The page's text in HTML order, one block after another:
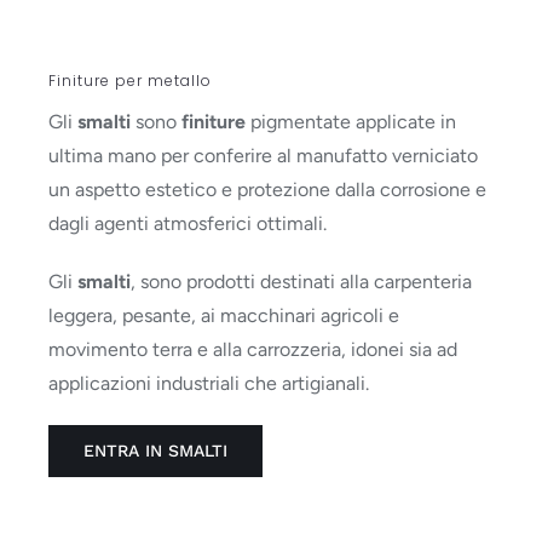
Finiture per metallo
Gli smaltisono finiturepigmentate applicate in
ultima mano per conferire al manufatto verniciato
un aspetto estetico e protezione dalla corrosione e
dagli agenti atmosferici ottimali.
Gli smalti, sono prodotti destinati alla carpenteria
leggera, pesante, ai macchinari agricoli e
movimento terra e alla carrozzeria, idonei sia ad
applicazioni industriali che artigianali.
ENTRA IN SMALTI